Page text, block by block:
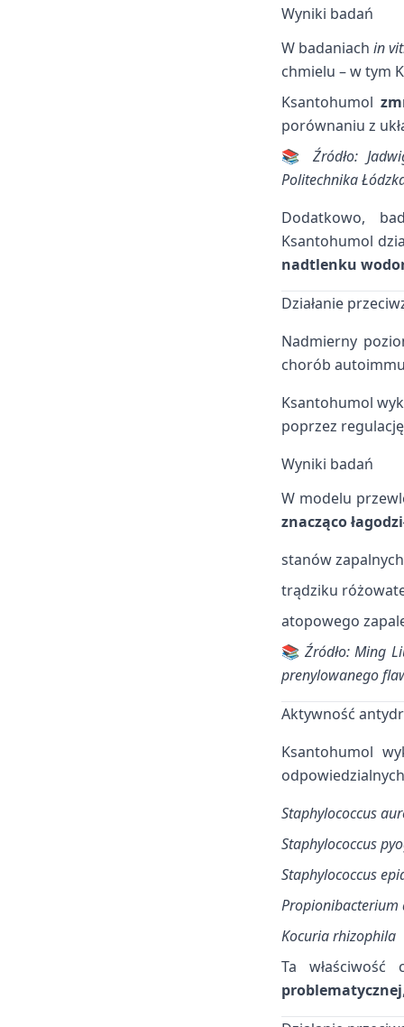
Wyniki badań
W badaniachin
chmielu – w tym
Ksantohumol
porównaniu z
📚Źródło:
Politechnika
Dodatkowo,
Ksantohumol
nadtlenku
Działanie
Nadmierny
chorób
Ksantohumol
poprzez
Wyniki badań
W modelu
znacząco
stanów
trądziku
atopowego
📚Źródło: Ming
prenylowanego
Aktywność
Ksantohumol
Staphylococcus
Staphylococcus
Staphylococcus
Propionibacterium
Kocuria rhizophila
Ta
problematycznej